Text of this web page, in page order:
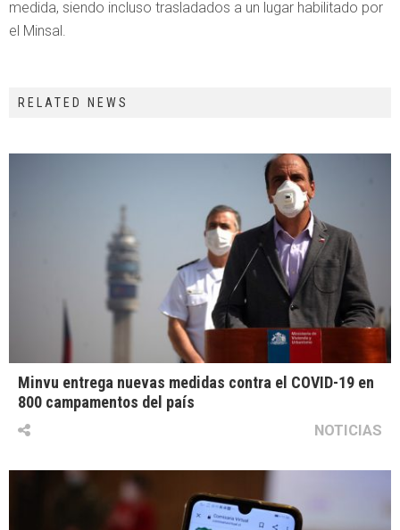
medida, siendo incluso trasladados a un lugar habilitado por
el Minsal.
RELATED NEWS
Minvu entrega nuevas medidas contra el COVID-19 en
800 campamentos del país
NOTICIAS